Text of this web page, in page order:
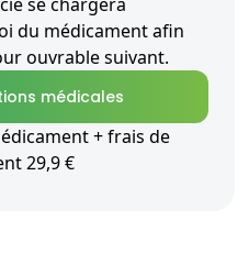
du médicament afin
ouvrable suivant.
médicales
+ frais de
29,9 €